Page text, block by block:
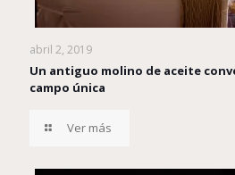
abril 2, 2019
Un antiguo molino de aceite
campo única
Ver más